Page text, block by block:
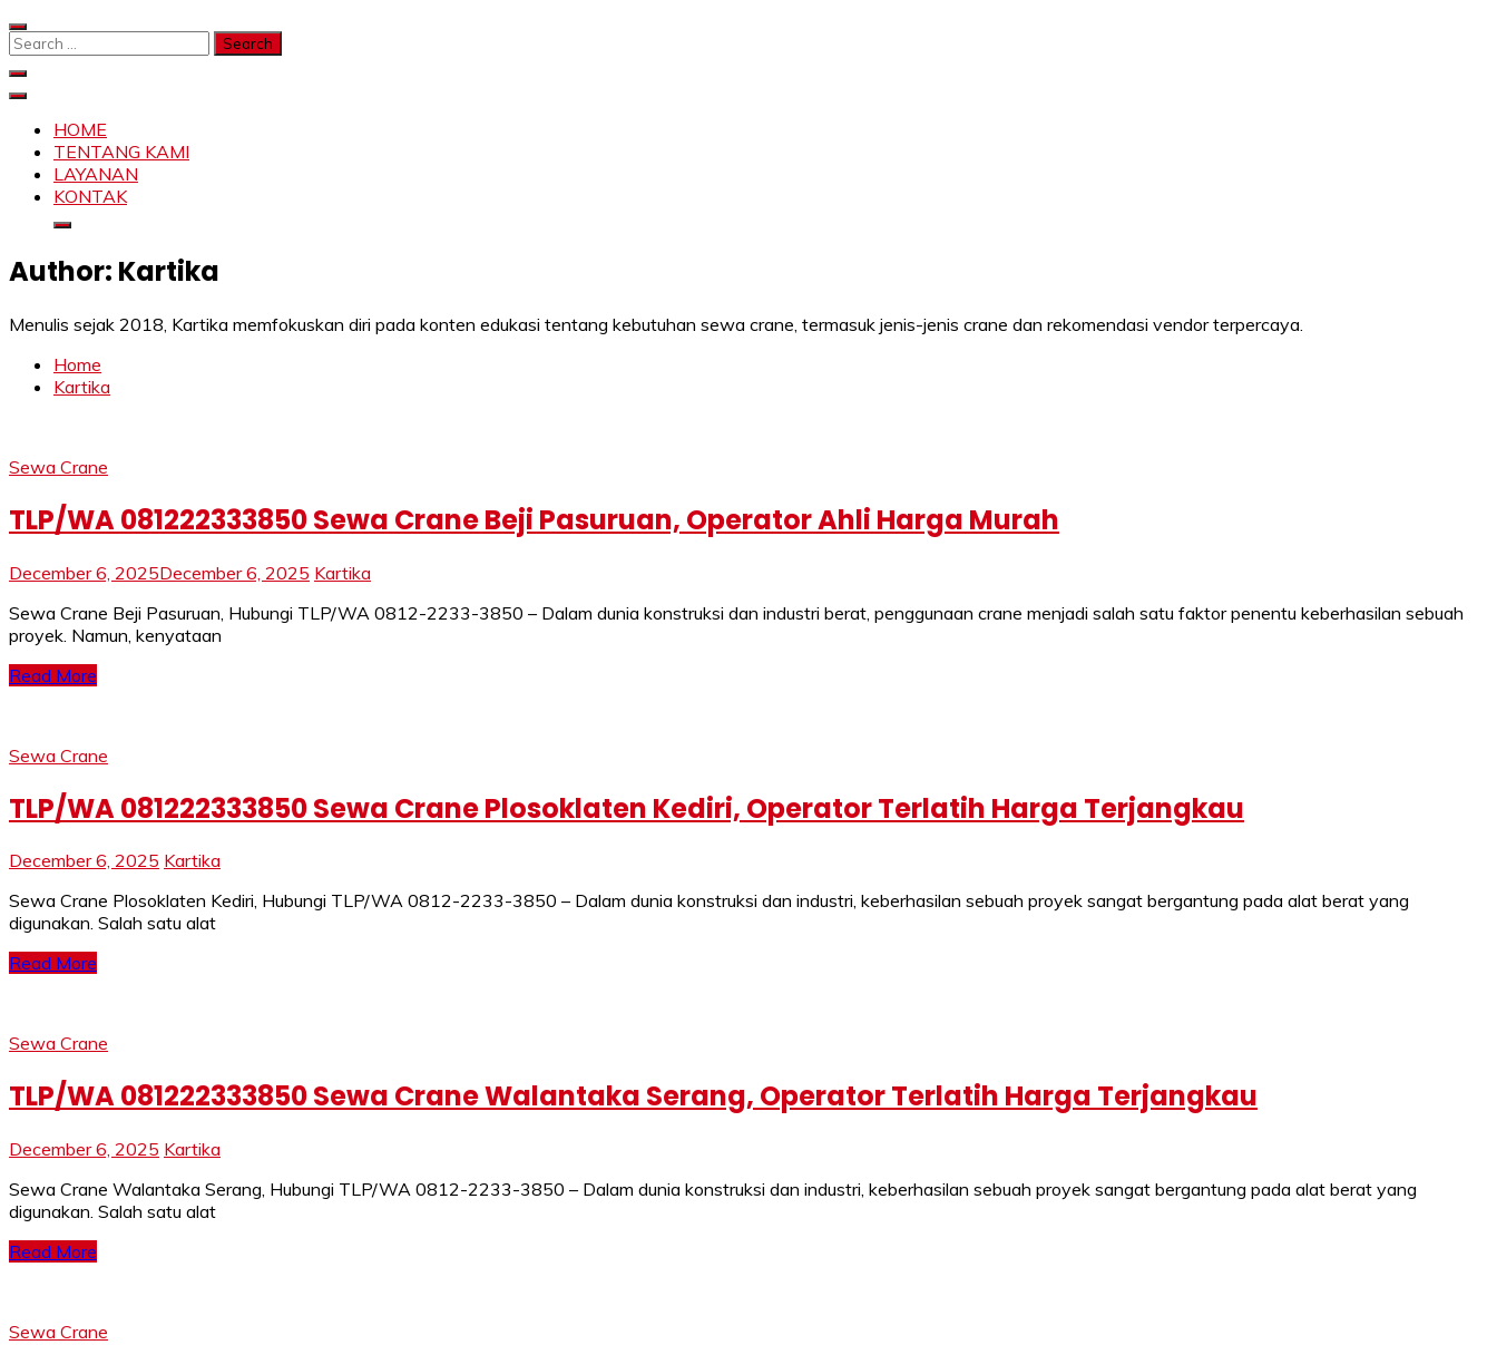
Skip
to
Search
HOME
TENTANG KAMI
LAYANAN
KONTAK
Author: Kartika
Menulis sejak 2018, Kartika memfokuskan diri pada konten edukasi tentang kebutuhan sewa crane, termasuk jenis-jenis crane dan rekomendasi vendor terpercaya.
Home
Kartika
Sewa Crane
TLP/WA 081222333850 Sewa Crane Beji Pasuruan, Operator Ahli Harga Murah
December 6, 2025December 6, 2025 Kartika
Sewa Crane Beji Pasuruan, Hubungi TLP/WA 0812-2233-3850 – Dalam dunia konstruksi dan industri berat, penggunaan crane menjadi salah satu faktor penentu keberhasilan sebuah
proyek. Namun, kenyataan
Read More
Sewa Crane
TLP/WA 081222333850 Sewa Crane Plosoklaten Kediri, Operator Terlatih Harga Terjangkau
December 6, 2025 Kartika
Sewa Crane Plosoklaten Kediri, Hubungi TLP/WA 0812-2233-3850 – Dalam dunia konstruksi dan industri, keberhasilan sebuah proyek sangat bergantung pada alat berat yang
digunakan. Salah satu alat
Read More
Sewa Crane
TLP/WA 081222333850 Sewa Crane Walantaka Serang, Operator Terlatih Harga Terjangkau
December 6, 2025 Kartika
Sewa Crane Walantaka Serang, Hubungi TLP/WA 0812-2233-3850 – Dalam dunia konstruksi dan industri, keberhasilan sebuah proyek sangat bergantung pada alat berat yang
digunakan. Salah satu alat
Read More
Sewa Crane